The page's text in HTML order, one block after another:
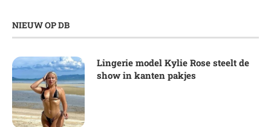
NIEUW OP DB
Lingerie model Kylie Rose steelt de
show in kanten pakjes